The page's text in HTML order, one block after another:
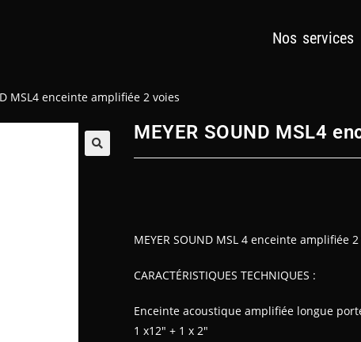
Nos services
MSL4 enceinte amplifiée 2 voies
MEYER SOUND MSL4
MEYER SOUND MSL 4 enceinte amplifiée
CARACTÉRISTIQUES TECHNIQUES :
Enceinte acoustique amplifiée longue
1 x12″ + 1 x 2″